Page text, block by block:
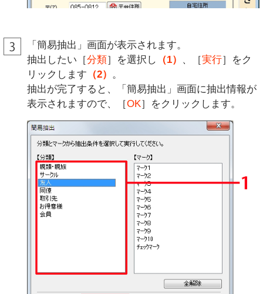
「簡易抽出」画面が表示されます。
抽出したい［分類］を選択し （1） 、［実行］をク
リックします （2）
。
抽出が完了すると、「簡易抽出」画面に抽出情報が
表示されますので、［OK］をクリックします。